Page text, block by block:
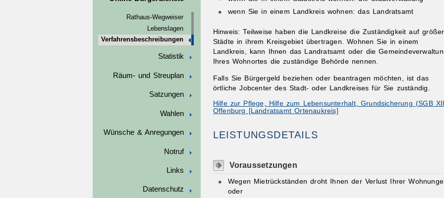
Rathaus-Wegweiser
Lebenslagen
Verfahrensbeschreibungen
Statistik
Räum- und Streuplan
Satzungen
Wahlen
Wünsche & Anregungen
Notruf
Links
Datenschutz
wenn Sie in einem Landkreis wohnen: das Landratsamt
Hinweis: Teilweise haben die Landkreise die Zuständigkeit auf
Städte in ihrem Kreisgebiet übertragen. Wohnen Sie in einem
Landkreis, kann Ihnen das Landratsamt oder die
Ihres Wohnortes die zuständige Behörde nennen.
Falls Sie Bürgergeld beziehen oder beantragen möchten, ist das
örtliche Jobcenter des Stadt- oder Landkreises für Sie zuständig.
Hilfe zur Pflege, Hilfe zum Lebensunterhalt, Grundsicherung (SGB
Offenburg [Landratsamt Ortenaukreis]
LEISTUNGSDETAILS
Voraussetzungen
Wegen Mietrückständen droht Ihnen der Verlust Ihrer
oder